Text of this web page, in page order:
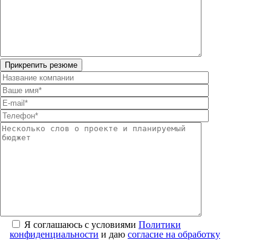
Я соглашаюсь с условиями Политики
конфиденциальности и даю согласие на обработку